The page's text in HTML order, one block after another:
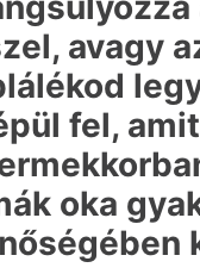
avagy
fel,
oka